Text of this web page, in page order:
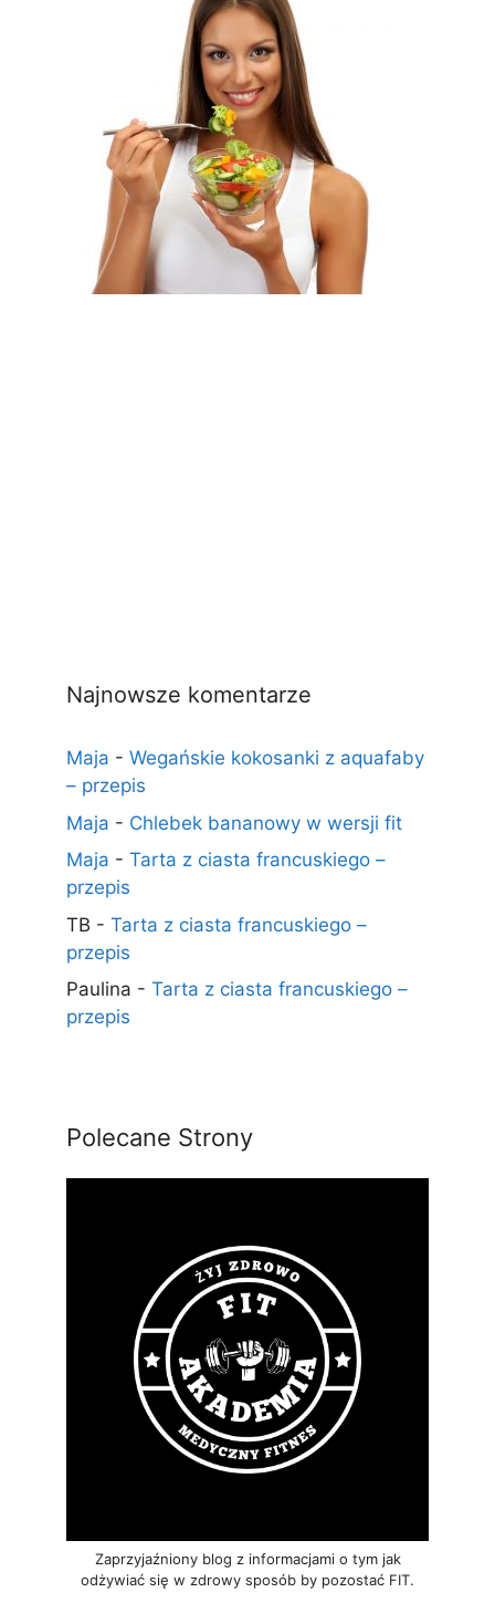
Najnowsze komentarze
Maja - Wegańskie kokosanki z aquafaby
– przepis
Maja - Chlebek bananowy w wersji fit
Maja - Tarta z ciasta francuskiego –
przepis
TB - Tarta z ciasta francuskiego –
przepis
Paulina - Tarta z ciasta francuskiego –
przepis
Polecane Strony
Zaprzyjaźniony blog z informacjami o tym jak
odżywiać się w zdrowy sposób by pozostać FIT.